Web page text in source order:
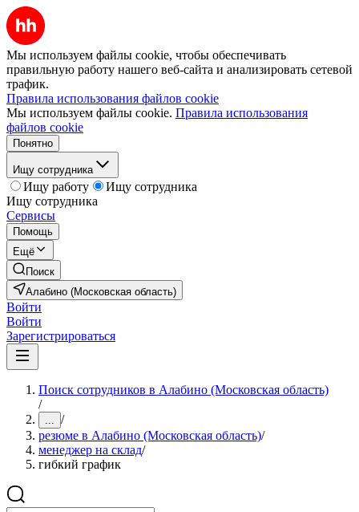
Мы используем файлы cookie, чтобы обеспечивать
правильную работу нашего веб-сайта и анализировать сетевой
трафик.
Правила использования файлов cookie
Мы используем файлы cookie. Правила использования
файлов cookie
Понятно
Ищу сотрудника
Ищу работу
Ищу сотрудника
Ищу сотрудника
Сервисы
Помощь
Ещё
Поиск
Алабино (Московская область)
Войти
Войти
Зарегистрироваться
Поиск сотрудников в Алабино (Московская область)
/
... /
резюме в Алабино (Московская область)/
менеджер на склад/
гибкий график